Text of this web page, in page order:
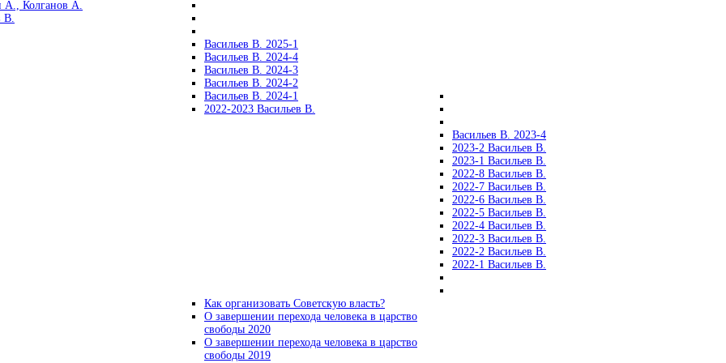
А., Колганов А.
В.
Васильев В. 2025-1
Васильев В. 2024-4
Васильев В. 2024-3
Васильев В. 2024-2
Васильев В. 2024-1
2022-2023 Васильев В.
Васильев В. 2023-4
2023-2 Васильев В.
2023-1 Васильев В.
2022-8 Васильев В.
2022-7 Васильев В.
2022-6 Васильев В.
2022-5 Васильев В.
2022-4 Васильев В.
2022-3 Васильев В.
2022-2 Васильев В.
2022-1 Васильев В.
Как организовать Советскую власть?
О завершении перехода человека в царство
свободы 2020
О завершении перехода человека в царство
свободы 2019